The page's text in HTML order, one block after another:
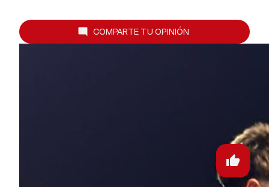
thumb_up
mode_comment COMPARTE TU OPINIÓN